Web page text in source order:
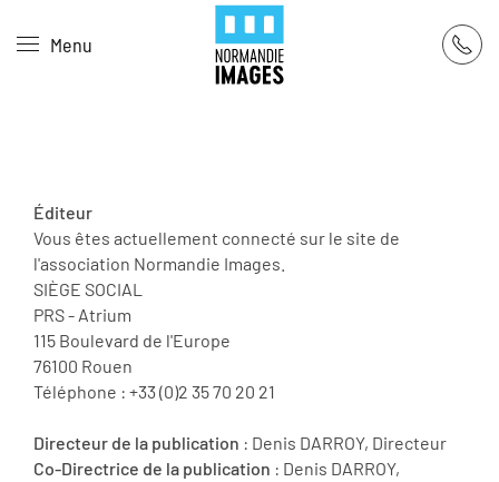
Skip to main content
Menu
Éditeur
Vous êtes actuellement connecté sur le site de
l'association Normandie Images.
SIÈGE SOCIAL
PRS - Atrium
115 Boulevard de l'Europe
76100 Rouen
Téléphone : +33 (0)2 35 70 20 21
Directeur de la publication : Denis DARROY, Directeur
Co-Directrice de la publication : Denis DARROY,
Panneau de gestion des cookies